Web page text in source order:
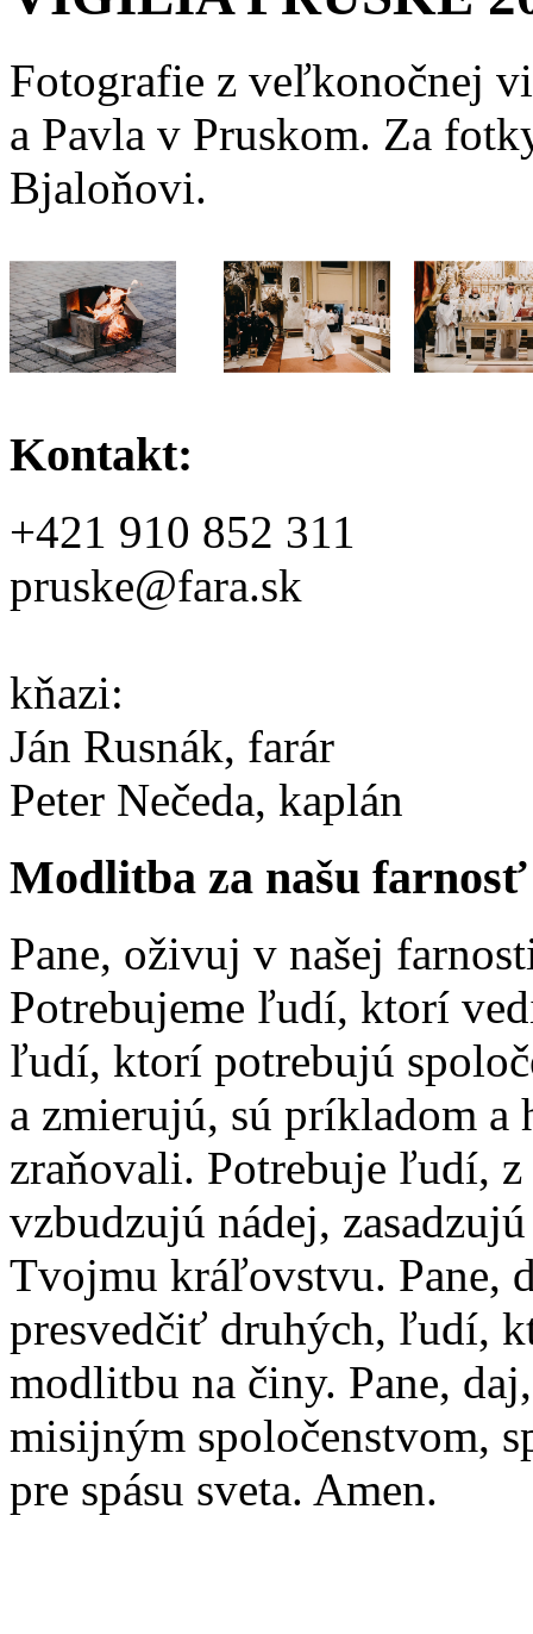
Fotografie z veľkonočnej
a Pavla v Pruskom. Za
Bjaloňovi.
Kontakt:
+421 910 852 311
pruske@fara.sk
kňazi:
Ján Rusnák, farár
Peter Nečeda, kaplán
Modlitba za našu farnosť
Pane, oživuj v našej
Potrebujeme ľudí, ktorí
ľudí, ktorí potrebujú
a zmierujú, sú príkladom a
zraňovali. Potrebuje ľudí,
vzbudzujú nádej,
Tvojmu kráľovstvu. Pane,
presvedčiť druhých, ľudí,
modlitbu na činy. Pane,
misijným spoločenstvom,
pre spásu sveta. Amen.